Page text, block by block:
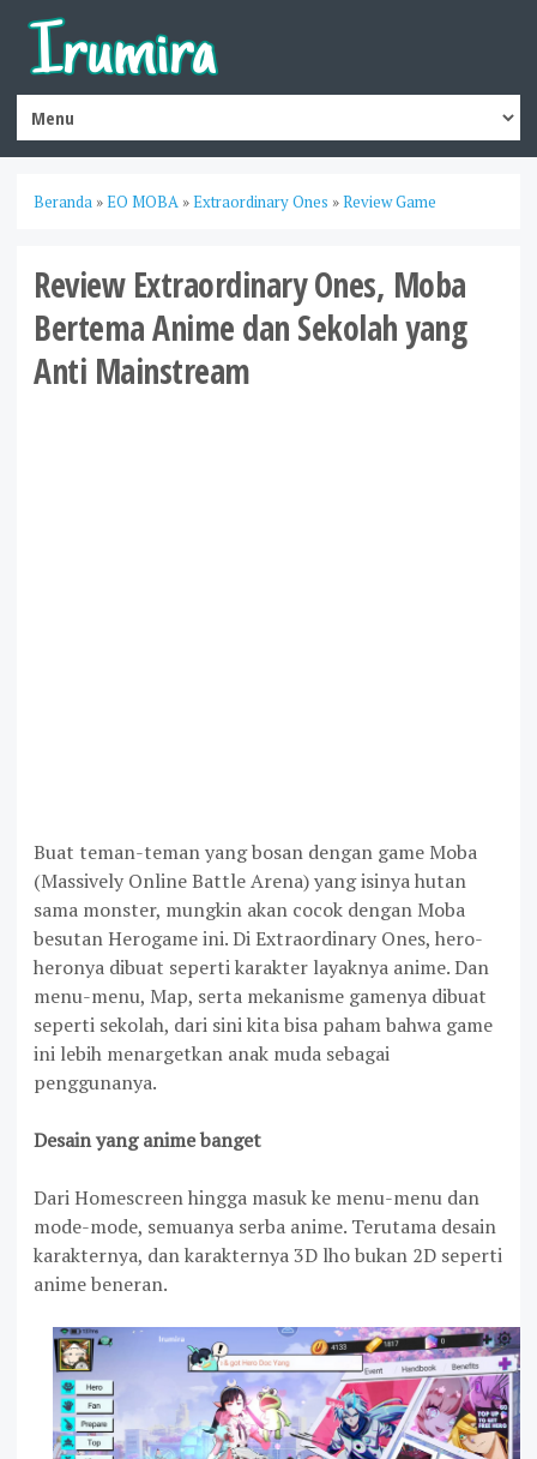
Beranda »EO MOBA »Extraordinary Ones »Review Game
Review Extraordinary Ones, Moba
Bertema Anime dan Sekolah yang
Anti Mainstream
Buat teman-teman yang bosan dengan game Moba
(Massively Online Battle Arena) yang isinya hutan
sama monster, mungkin akan cocok dengan Moba
besutan Herogame ini. Di Extraordinary Ones, hero-
heronya dibuat seperti karakter layaknya anime. Dan
menu-menu, Map, serta mekanisme gamenya dibuat
seperti sekolah, dari sini kita bisa paham bahwa game
ini lebih menargetkan anak muda sebagai
penggunanya.
Desain yang anime banget
Dari Homescreen hingga masuk ke menu-menu dan
mode-mode, semuanya serba anime. Terutama desain
karakternya, dan karakternya 3D lho bukan 2D seperti
anime beneran.